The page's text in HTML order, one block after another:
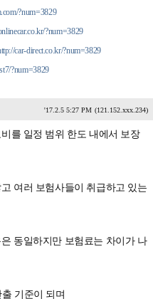
?num=3829
?num=3829
car-direct.co.kr/?num=3829
?num=3829
'17.2.5 5:27 PM (121.152.xxx.234)
를 일정 범위 한도 내에서 보장
여러 보험사들이 취급하고 있는
동일하지만 보험료는 차이가 나
기준이 되며